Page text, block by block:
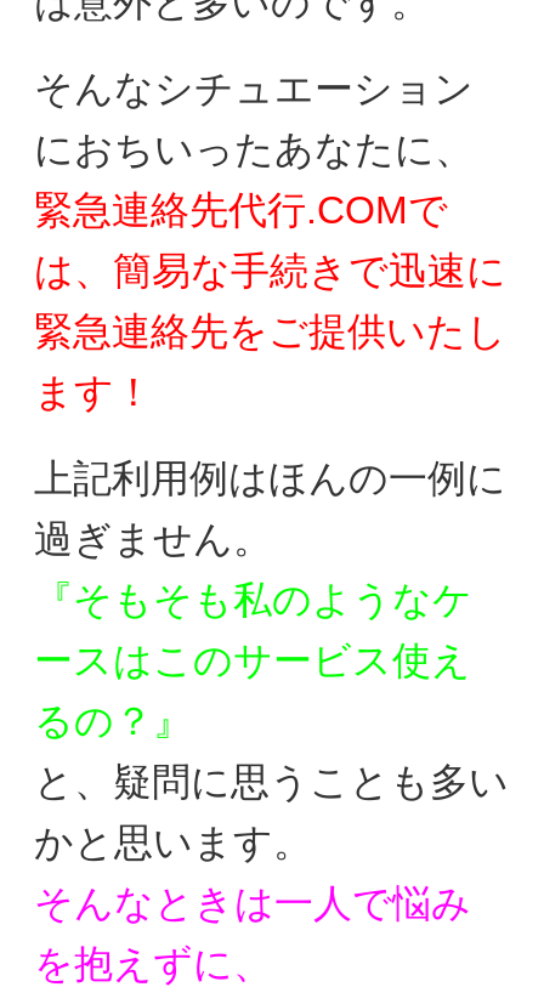
そんなシチュエーション
におちいったあなたに、
緊急連絡先代行.COMで
は、簡易な手続きで迅速に
緊急連絡先をご提供いたし
ます！
上記利用例はほんの一例に
過ぎません。
『そもそも私のようなケ
ースはこのサービス使え
るの？』
と、疑問に思うことも多い
かと思います。
そんなときは一人で悩み
を抱えずに、